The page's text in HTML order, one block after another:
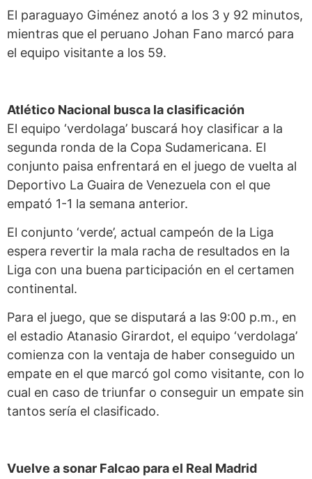
El paraguayo Giménez anotó a los 3 y 92 minutos,
mientras que el peruano Johan Fano marcó para
el equipo visitante a los 59.
Atlético Nacional busca la clasificación
El equipo ‘verdolaga’ buscará hoy clasificar a la
segunda ronda de la Copa Sudamericana. El
conjunto paisa enfrentará en el juego de vuelta al
Deportivo La Guaira de Venezuela con el que
empató 1-1 la semana anterior.
El conjunto ‘verde’, actual campeón de la Liga
espera revertir la mala racha de resultados en la
Liga con una buena participación en el certamen
continental.
Para el juego, que se disputará a las 9:00 p.m., en
el estadio Atanasio Girardot, el equipo ‘verdolaga’
comienza con la ventaja de haber conseguido un
empate en el que marcó gol como visitante, con lo
cual en caso de triunfar o conseguir un empate sin
tantos sería el clasificado.
Vuelve a sonar Falcao para el Real Madrid